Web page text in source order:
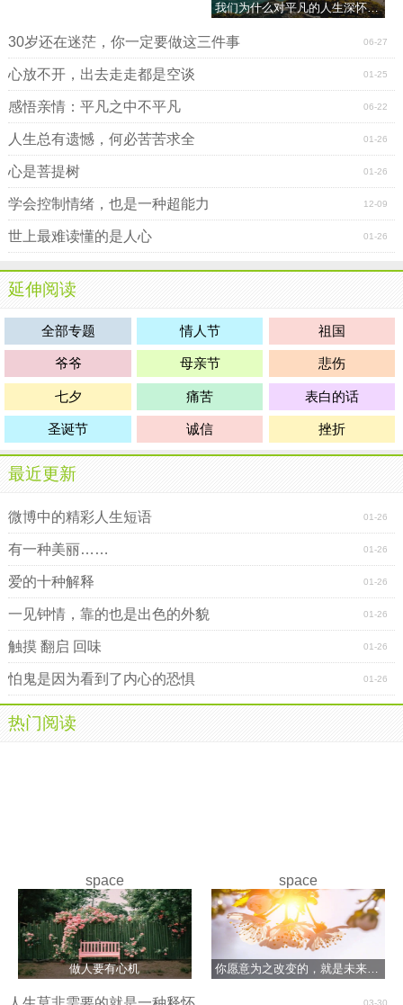
我们为什么对平凡的人生深怀恐惧？
06-27
30岁还在迷茫，你一定要做这三件事
01-25
心放不开，出去走走都是空谈
06-22
感悟亲情：平凡之中不平凡
01-26
人生总有遗憾，何必苦苦求全
01-26
心是菩提树
12-09
学会控制情绪，也是一种超能力
01-26
世上最难读懂的是人心
延伸阅读
全部专题 情人节 祖国
爷爷 母亲节 悲伤
七夕 痛苦 表白的话
圣诞节 诚信 挫折
最近更新
01-26
微博中的精彩人生短语
01-26
有一种美丽……
01-26
爱的十种解释
01-26
一见钟情，靠的也是出色的外貌
01-26
触摸 翻启 回味
01-26
怕鬼是因为看到了内心的恐惧
热门阅读
space
做人要有心机
space
你愿意为之改变的，就是未来能够成功的
03-30